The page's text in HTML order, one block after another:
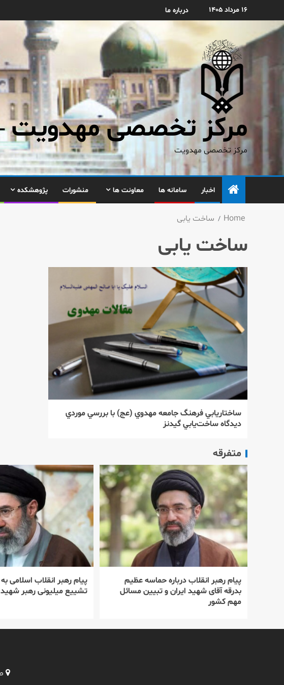
۱۶ مرداد ۱۴۰۵ درباره ما
مرکز تخصصی مهدویت
مرکز تخصصی مهدویت
اخبار سامانه ها معاونت ها منشورات پژوهشکده
Home ساخت یابی
ساخت یابی
ساختاريابي فرهنگ جامعه مهدوي (عج) با بررسي موردي
ديدگاه ساخت‌يابي گيدنز
متفرقه
پیام رهبر انقلاب درباره حماسه عظیم
بدرقه آقای شهید ایران و تبیین مسائل
مهم کشور
پیام رهبر انقلاب اسلامی
تشییع میلیونی رهبر شهید